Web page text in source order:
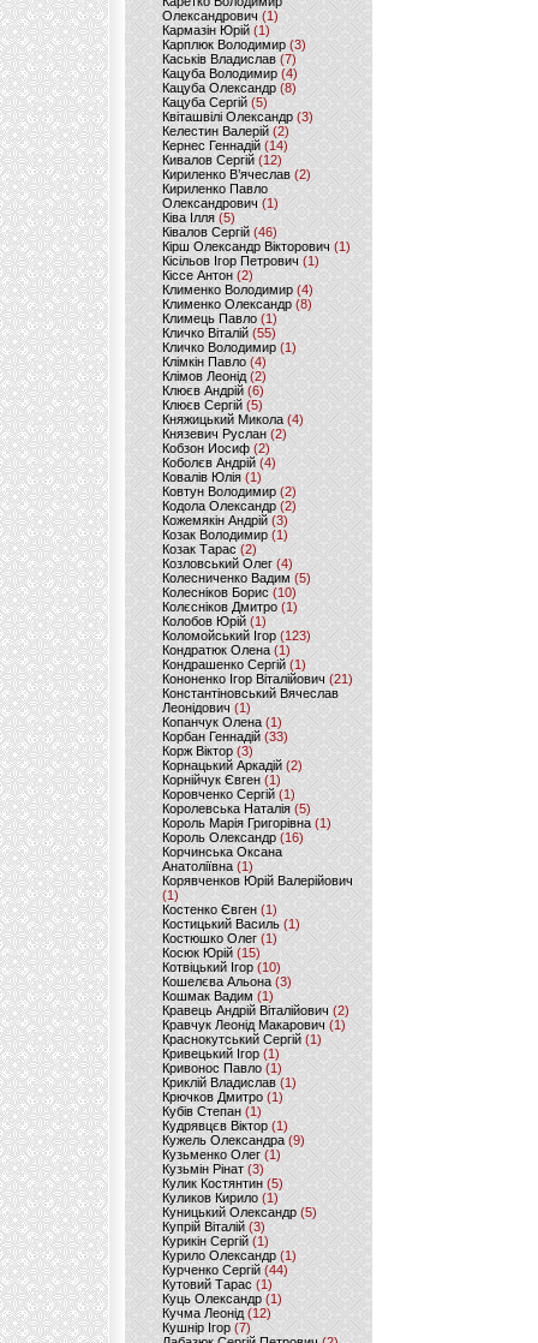
Олександрович (1)
Кармазін Юрій(1)
Карплюк Володимир(3)
Каськів Владислав (7)
Кацуба Володимир (4)
Кацуба Олександр (8)
Кацуба Сергій (5)
Квіташвілі Олександр(3)
Келестин Валерій(2)
Кернес Геннадій (14)
Кивалов Сергій (12)
Кириленко В’ячеслав (2)
Кириленко Павло
Олександрович (1)
Ківа Ілля (5)
Ківалов Сергій(46)
Кірш Олександр Вікторович (1)
Кісільов Ігор Петрович (1)
Кіссе Антон (2)
Клименко Володимир(4)
Клименко Олександр (8)
Климець Павло (1)
Кличко Віталій(55)
Кличко Володимир (1)
Клімкін Павло (4)
Клімов Леонід(2)
Клюєв Андрій(6)
Клюєв Сергій (5)
Княжицький Микола(4)
Князевич Руслан (2)
Кобзон Иосиф(2)
Коболєв Андрій (4)
Ковалів Юлія(1)
Ковтун Володимир (2)
Кодола Олександр (2)
Кожемякін Андрій (3)
Козак Володимир (1)
Козак Тарас (2)
Козловський Олег(4)
Колесниченко Вадим (5)
Колесніков Борис (10)
Колєсніков Дмитро (1)
Колобов Юрій (1)
Коломойський Ігор (123)
Кондратюк Олена(1)
Кондрашенко Сергій (1)
Кононенко Ігор Віталійович (21)
Константіновський Вячеслав
Леонідович (1)
Копанчук Олена (1)
Корбан Геннадій (33)
Корж Віктор (3)
Корнацький Аркадій (2)
Корнійчук Євген (1)
Коровченко Сергій (1)
Королевська Наталія(5)
Король Марія Григорівна (1)
Король Олександр (16)
Корчинська Оксана
Анатоліївна (1)
Корявченков Юрій Валерійович
(1)
Костенко Євген (1)
Костицький Василь (1)
Костюшко Олег (1)
Косюк Юрій (15)
Котвіцький Ігор (10)
Кошелєва Альона(3)
Кошмак Вадим (1)
Кравець Андрій Віталійович (2)
Кравчук Леонід Макарович (1)
Краснокутський Сергій (1)
Кривецький Ігор (1)
Кривонос Павло (1)
Криклій Владислав (1)
Крючков Дмитро(1)
Кубів Степан(1)
Кудрявцєв Віктор (1)
Кужель Олександра (9)
Кузьменко Олег (1)
Кузьмін Рінат(3)
Кулик Костянтин(5)
Куликов Кирило (1)
Куницький Олександр (5)
Купрій Віталій (3)
Курикін Сергій(1)
Курило Олександр (1)
Курченко Сергій (44)
Кутовий Тарас (1)
Куць Олександр (1)
Кучма Леонід (12)
Кушнір Ігор(7)